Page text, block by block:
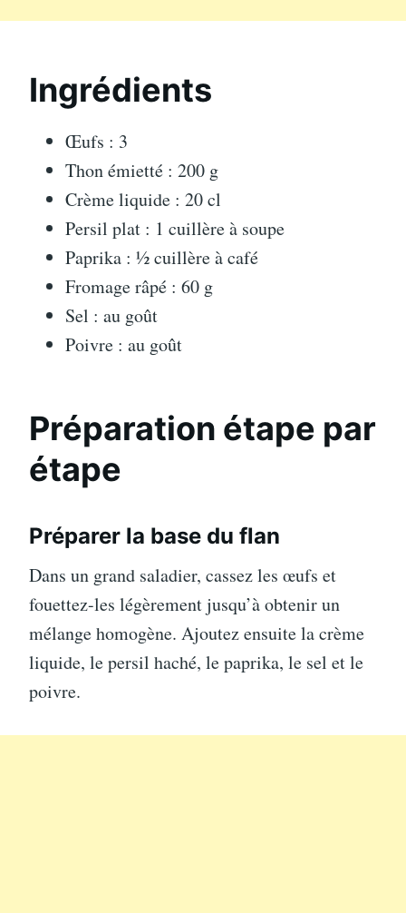
Ingrédients
Œufs : 3
Thon émietté : 200 g
Crème liquide : 20 cl
Persil plat : 1 cuillère à soupe
Paprika : ½ cuillère à café
Fromage râpé : 60 g
Sel : au goût
Poivre : au goût
Préparation étape par
étape
Préparer la base du flan
Dans un grand saladier, cassez les œufs et
fouettez-les légèrement jusqu’à obtenir un
mélange homogène. Ajoutez ensuite la crème
liquide, le persil haché, le paprika, le sel et le
poivre.